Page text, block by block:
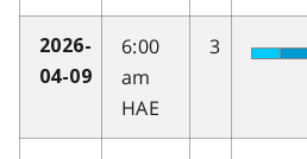
2026-
04-09
6:00
am
HAE
3